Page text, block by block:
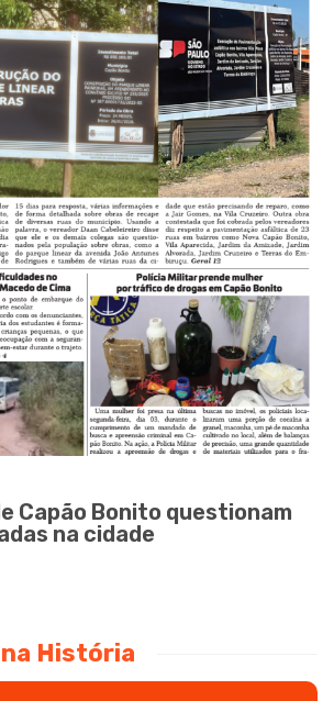
Capão Bonito questionam
na cidade
História